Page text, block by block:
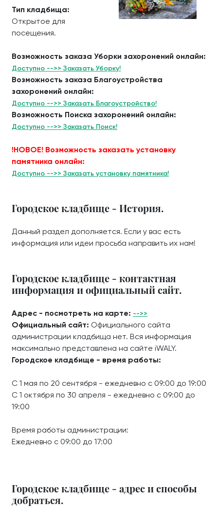
Тип кладбища:
Открытое для
посещения.
Возможность заказа Уборки захоронений онлайн:
Доступно -->> Заказать Уборку!
Возможность заказа Благоустройства
захоронений онлайн:
Доступно -->> Заказать Благоустройство!
Возможность Поиска захоронений онлайн:
Доступно -->> Заказать Поиск!
!НОВОЕ! Возможность заказать установку
памятника онлайн:
Доступно -->> Заказать установку памятника!
Городское кладбище - История.
Данный раздел дополняется. Если у вас есть
информация или идеи просьба направить их нам!
Городское кладбище - контактная
информация и официальный сайт.
Адрес - посмотреть на карте: -->>
Официальный сайт: Официального сайта
администрации кладбища нет. Вся информация
максимально представлена на сайте iWALY.
Городское кладбище - время работы:
С 1 мая по 20 сентября - ежедневно с 09:00 до 19:00
С 1 октября по 30 апреля - ежедневно с 09:00 до
19:00
Время работы администрации:
Ежедневно с 09:00 до 17:00
Городское кладбище - адрес и способы
добраться.